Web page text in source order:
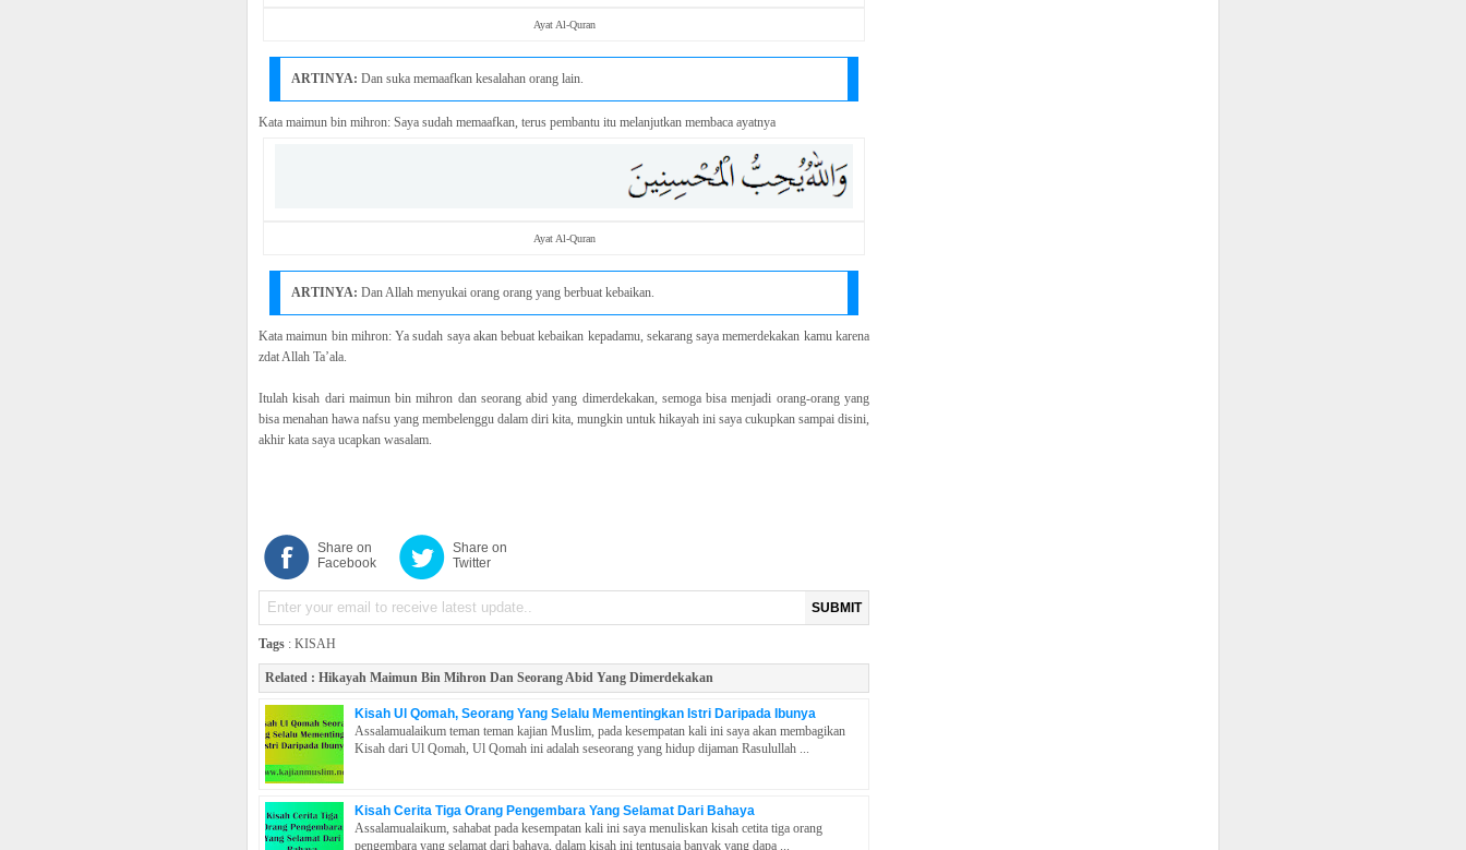
Ayat Al-Quran
ARTINYA: Dan suka memaafkan kesalahan orang lain.
Kata maimun bin mihron: Saya sudah memaafkan, terus pembantu itu melanjutkan membaca ayatnya
Ayat Al-Quran
ARTINYA: Dan Allah menyukai orang orang yang berbuat kebaikan.
Kata maimun bin mihron: Ya sudah saya akan bebuat kebaikan kepadamu, sekarang saya memerdekakan kamu karena
zdat Allah Ta’ala.
Itulah kisah dari maimun bin mihron dan seorang abid yang dimerdekakan, semoga bisa menjadi orang-orang yang
bisa menahan hawa nafsu yang membelenggu dalam diri kita, mungkin untuk hikayah ini saya cukupkan sampai disini,
akhir kata saya ucapkan wasalam.
Share on
Facebook
Share on
Twitter
SUBMIT
Tags : KISAH
Related : Hikayah Maimun Bin Mihron Dan Seorang Abid Yang Dimerdekakan
Kisah Ul Qomah, Seorang Yang Selalu Mementingkan Istri Daripada Ibunya
Assalamualaikum teman teman kajian Muslim, pada kesempatan kali ini saya akan membagikan
Kisah dari Ul Qomah, Ul Qomah ini adalah seseorang yang hidup dijaman Rasulullah ...
Kisah Cerita Tiga Orang Pengembara Yang Selamat Dari Bahaya
Assalamualaikum, sahabat pada kesempatan kali ini saya menuliskan kisah cetita tiga orang
pengembara yang selamat dari bahaya, dalam kisah ini tentusaja banyak yang dapa ...